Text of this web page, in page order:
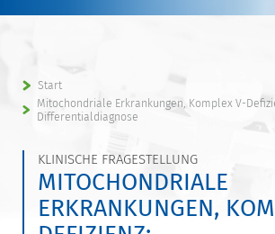
Start
Mitochondriale Erkrankungen, Komplex V-
Differentialdiagnose
KLINISCHE FRAGESTELLUNG
MITOCHONDRIALE
ERKRANKUNGEN,